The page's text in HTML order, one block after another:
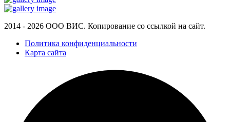
2014 - 2026 ООО ВИС. Копирование со ссылкой на сайт.
Политика конфиденциальности
Карта сайта